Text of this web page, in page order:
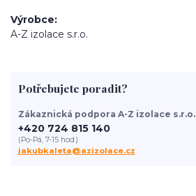
Výrobce
A-Z izolace s.r.o.
Potřebujete poradit?
Zákaznická podpora A-Z izolace s.r.o.
+420 724 815 140
(Po-Pá, 7-15 hod.)
jakubkaleta@azizolace.cz